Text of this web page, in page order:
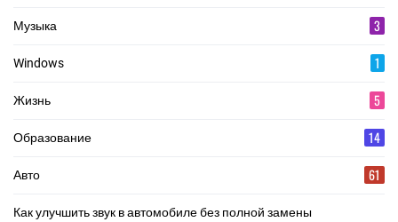
Музыка 3
Windows 1
Жизнь 5
Образование 14
Авто 61
Как улучшить звук в автомобиле без полной замены